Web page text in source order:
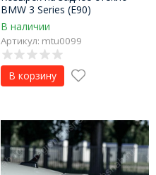
BMW 3 Series (E90)
В наличии
Артикул: mtu0099
В корзину